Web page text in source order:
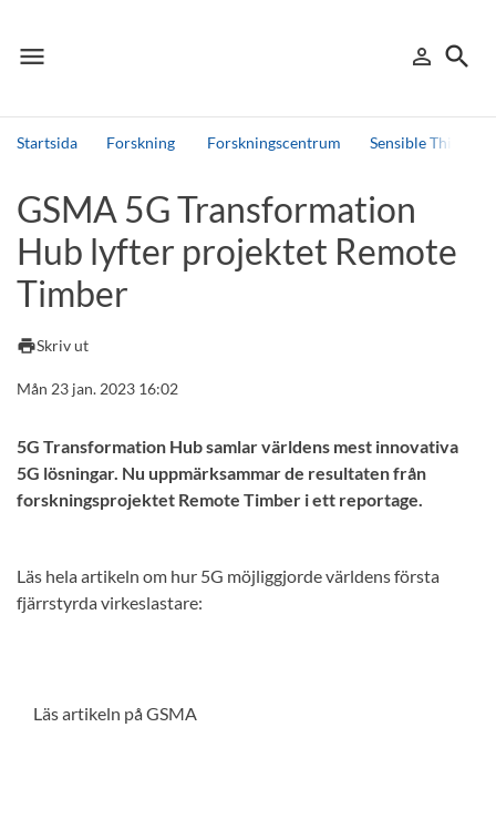
menu
Meny person_outline
Logga in
search
Sök
Startsida Forskning Forskningscentrum Sensible Things
Andra söktjänster
Detta är vår testmiljö - endast testdata
GSMA 5G Transformation
Hub lyfter projektet Remote
Timber
printSkriv ut
Mån 23 jan. 2023 16:02
5G Transformation Hub samlar världens mest innovativa
5G lösningar. Nu uppmärksammar de resultaten från
forskningsprojektet Remote Timber i ett reportage.
Läs hela artikeln om hur 5G möjliggjorde världens första
fjärrstyrda virkeslastare:
Läs artikeln på GSMA